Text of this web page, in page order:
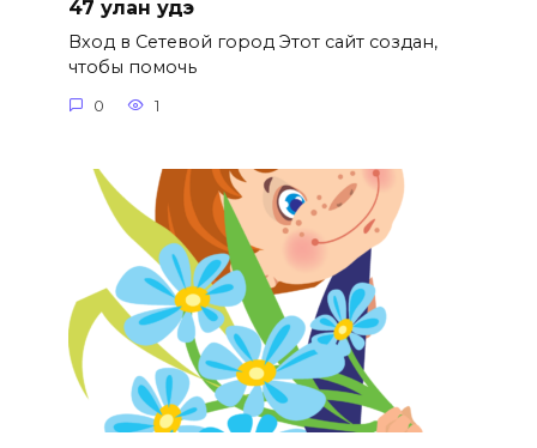
47 улан удэ
Вход в Сетевой город Этот сайт создан,
чтобы помочь
0 1